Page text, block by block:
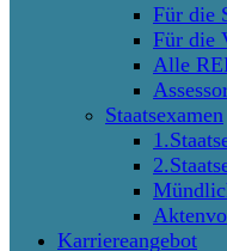
Für die
Für die
Alle
Staatsexamen
Karriereangebot